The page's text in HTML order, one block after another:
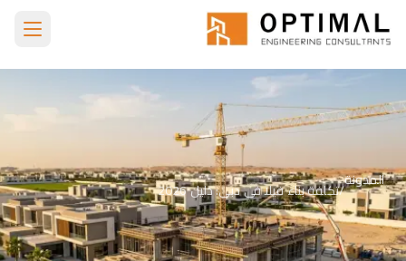
Skip to main content
الرئيسية المدونة Cost To Build A Villa In Dubai
المدونة/تكلفة بناء فيلا في دبي: دليل 2026